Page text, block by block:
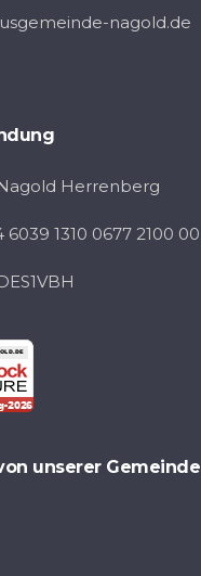
nagold.de
Herrenberg
6039 1310 0677 2100 00
unserer Gemeinde